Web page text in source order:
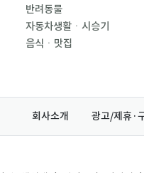
반려동물
자동차생활ㆍ시승기
음식ㆍ맛집
회사소개 광고/제휴·